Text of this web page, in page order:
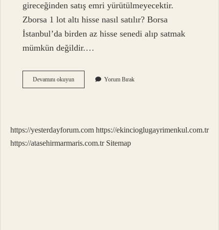
gireceğinden satış emri yürütülmeyecektir.
Zborsa 1 lot altı hisse nasıl satılır? Borsa
İstanbul’da birden az hisse senedi alıp satmak
mümkün değildir.…
Devamını okuyunTabanda
Bekleyen
Yorum Bırak
https://yesterdayforum.com https://ekincioglugayrimenkul.com.tr
https://atasehirmarmaris.com.tr Sitemap